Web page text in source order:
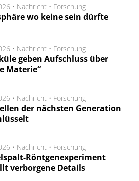
• Nachricht • Forschung
wo keine sein dürfte
• Nachricht • Forschung
geben Aufschluss über
Materie“
• Nachricht • Forschung
der nächsten Generation
• Nachricht • Forschung
Röntgenexperiment
verborgene Details